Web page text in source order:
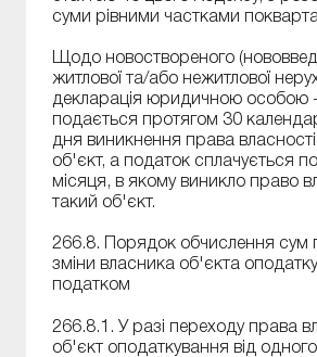
суми рівними частками
Щодо новоствореного
житлової та/або нежитлової
декларація юридичною особою
подається протягом 30
дня виникнення права
об'єкт, а податок сплачується
місяця, в якому виникло право
такий об'єкт.
266.8. Порядок обчислення сум
зміни власника об'єкта
податком
266.8.1. У разі переходу права
об'єкт оподаткування від